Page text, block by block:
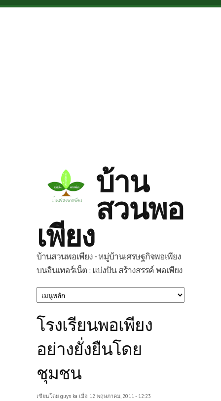
Skip to main content
บ้าน
สวนพอ
เพียง
บ้านสวนพอเพียง - หมู่บ้านเศรษฐกิจพอเพียง
บนอินเทอร์เน็ต : แบ่งปัน สร้างสรรค์ พอเพียง
โรงเรียนพอเพียง
อย่างยั่งยืนโดย
ชุมชน
เขียนโดย guys ka เมื่อ 12 พฤษภาคม, 2011 - 12:23